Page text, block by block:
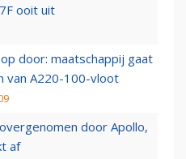
ooit uit
door: maatschappij gaat
van A220-100-vloot
door Apollo,
af